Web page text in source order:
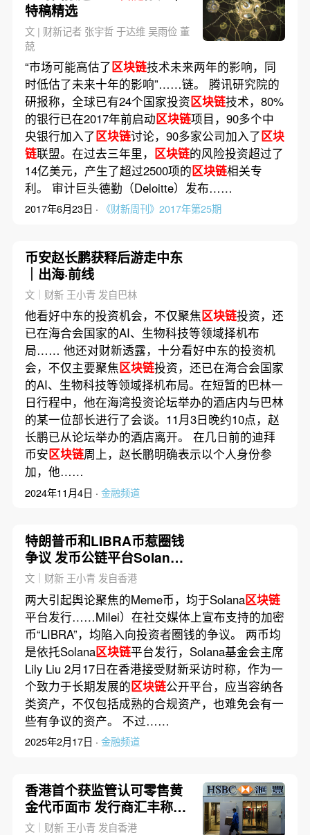
特稿精选
文 | 财新记者 张宇哲 于达维 吴雨俭 董
兢
“市场可能高估了区块链技术未来两年的影响，同
时低估了未来十年的影响”……链。 腾讯研究院的
研报称，全球已有24个国家投资区块链技术，80%
的银行已在2017年前启动区块链项目，90多个中
央银行加入了区块链讨论，90多家公司加入了区块
链联盟。在过去三年里， 区块链的风险投资超过了
14亿美元，产生了超过2500项的区块链相关专
利。 审计巨头德勤（Deloitte）发布……
2017年6月23日 · 《财新周刊》2017年第25期
币安赵长鹏获释后游走中东
｜出海·前线
文｜财新 王小青 发自巴林
他看好中东的投资机会，不仅聚焦区块链投资，还
已在海合会国家的AI、生物科技等领域择机布
局…… 他还对财新透露，十分看好中东的投资机
会，不仅主要聚焦区块链投资，还已在海合会国家
的AI、生物科技等领域择机布局。在短暂的巴林一
日行程中，他在海湾投资论坛举办的酒店内与巴林
的某一位部长进行了会谈。11月3日晚约10点，赵
长鹏已从论坛举办的酒店离开。 在几日前的迪拜
币安区块链周上，赵长鹏明确表示以个人身份参
加，他……
2024年11月4日 · 金融频道
特朗普币和LIBRA币惹圈钱
争议 发币公链平台Solana
如何回应？
文｜财新 王小青 发自香港
两大引起舆论聚焦的Meme币，均于Solana区块链
平台发行……Milei）在社交媒体上宣布支持的加密
币“LIBRA”，均陷入向投资者圈钱的争议。 两币均
是依托Solana区块链平台发行，Solana基金会主席
Lily Liu 2月17日在香港接受财新采访时称，作为一
个致力于长期发展的区块链公开平台，应当容纳各
类资产，不仅包括成熟的合规资产，也难免会有一
些有争议的资产。 不过……
2025年2月17日 · 金融频道
香港首个获监管认可零售黄
金代币面市 发行商汇丰称
RWA成新趋势
文｜财新 王小青 发自香港